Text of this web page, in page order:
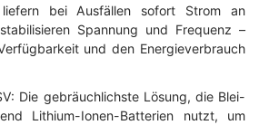
liefern bei Ausfällen sofort Strom an
Spannung und Frequenz –
und den Energieverbrauch
Die gebräuchlichste Lösung, die Blei-
Lithium-Ionen-Batterien nutzt, um